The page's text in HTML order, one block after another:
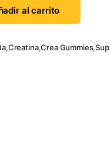
al carrito
,Creatina,Crea Gummies,